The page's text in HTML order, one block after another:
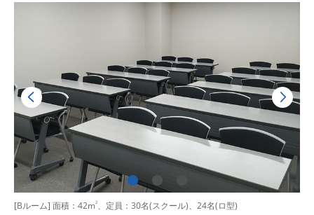
[Bルーム] 面積：42m2、定員：30名(スクール)、24名(ロ型)